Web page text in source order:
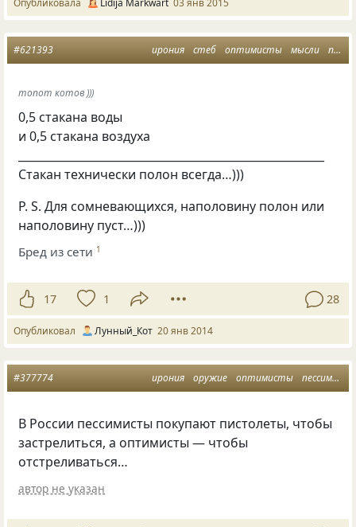
ирония стеб оптимисты мысли пессимистымысли
#621393
топот котов )))
0,5 стакана воды
и 0,5 стакана воздуха
Стакан технически полон всегда…)))
P. S. Для сомневающихся, наполовину полон или
наполовину пуст…)))
Бред из сети 1
17 1 28
Опубликовал Лунный_Кот 20 янв 2014
ирония оружие оптимисты пессимисты
#377774
В России пессимисты покупают пистолеты, чтобы
застрелиться, а оптимисты — чтобы
отстреливаться…
автор не указан